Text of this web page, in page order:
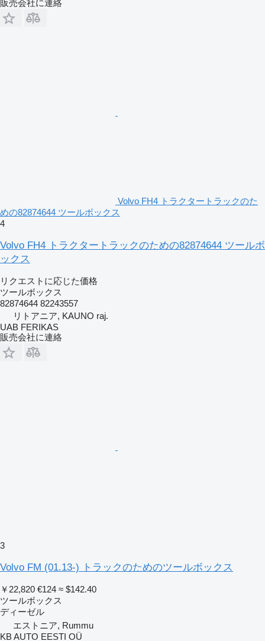
販売会社に連絡
Volvo FH4 トラクタートラックのた
めの82874644 ツールボックス
4
Volvo FH4 トラクタートラックのための82874644 ツールボ
ックス
リクエストに応じた価格
ツールボックス
82874644 82243557
リトアニア, KAUNO raj.
UAB FERIKAS
販売会社に連絡
3
Volvo FM (01.13-) トラックのためのツールボックス
￥22,820 €124 ≈ $142.40
ツールボックス
ディーゼル
エストニア, Rummu
KB AUTO EESTI OÜ